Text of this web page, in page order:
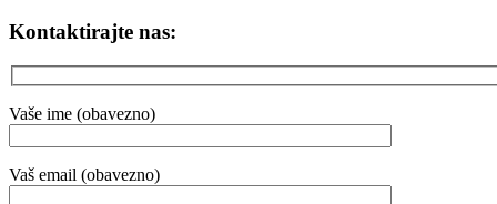
Kontaktirajte nas:
Vaše ime (obavezno)
Vaš email (obavezno)